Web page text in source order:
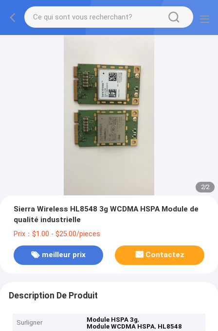
2/2
Sierra Wireless HL8548 3g WCDMA HSPA Module de
qualité industrielle
Prix：$1.00 - $25.00/pieces
meilleur prix Contactez
Description De Produit
Surligner Module HSPA 3g,
Module WCDMA HSPA, HL8548